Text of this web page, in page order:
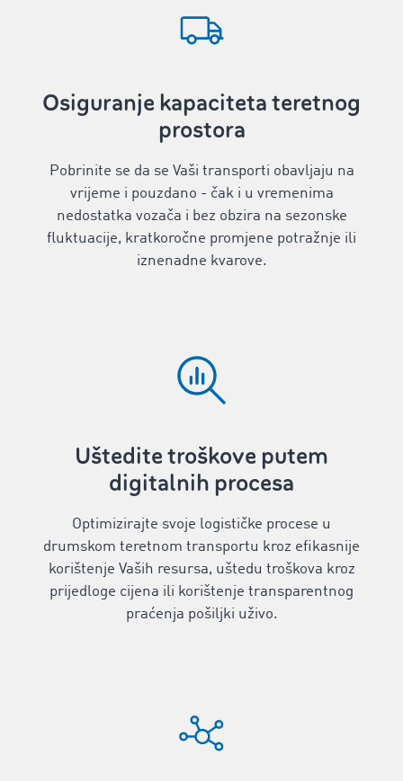
Osiguranje kapaciteta teretnog
prostora
Pobrinite se da se Vaši transporti obavljaju na
vrijeme i pouzdano - čak i u vremenima
nedostatka vozača i bez obzira na sezonske
fluktuacije, kratkoročne promjene potražnje ili
iznenadne kvarove.
Uštedite troškove putem
digitalnih procesa
Optimizirajte svoje logističke procese u
drumskom teretnom transportu kroz efikasnije
korištenje Vaših resursa, uštedu troškova kroz
prijedloge cijena ili korištenje transparentnog
praćenja pošiljki uživo.